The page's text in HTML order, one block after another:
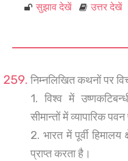
सुझाव देखें उत्तर देखें
निम्नलिखित कथनों पर
1. विश्व में
सीमान्तों में व्यापारिक
2. भारत में पूर्वी हिमालय
प्राप्त करता है।